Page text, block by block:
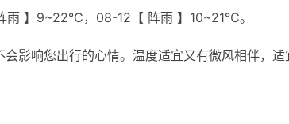
】9~22℃，08-12【 阵雨 】10~21℃。
影响您出行的心情。温度适宜又有微风相伴，